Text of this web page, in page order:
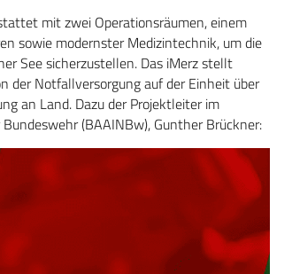
mit zwei Operationsräumen, einem
sowie modernster Medizintechnik, um die
See sicherzustellen. Das iMerz stellt
der Notfallversorgung auf der Einheit über
an Land. Dazu der Projektleiter im
(BAAINBw), Gunther Brückner: